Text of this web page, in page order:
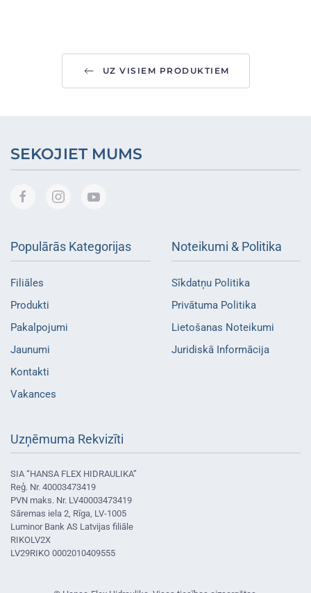
UZ VISIEM PRODUKTIEM
SEKOJIET MUMS
Populārās Kategorijas
Filiāles
Produkti
Pakalpojumi
Jaunumi
Kontakti
Vakances
Noteikumi & Politika
Sīkdatņu Politika
Privātuma Politika
Lietošanas Noteikumi
Juridiskā Informācija
Uzņēmuma Rekvizīti
SIA “HANSA FLEX HIDRAULIKA”
Reģ. Nr. 40003473419
PVN maks. Nr. LV40003473419
Sāremas iela 2, Rīga, LV-1005
Luminor Bank AS Latvijas filiāle
RIKOLV2X
LV29RIKO 0002010409555